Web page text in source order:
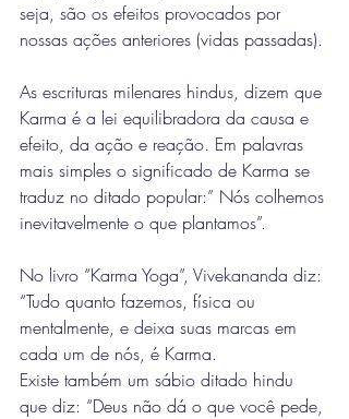
seja, são os efeitos provocados por
nossas ações anteriores (vidas passadas).
As escrituras milenares hindus, dizem que
Karma é a lei equilibradora da causa e
efeito, da ação e reação. Em palavras
mais simples o significado de Karma se
traduz no ditado popular:” Nós colhemos
inevitavelmente o que plantamos”.
No livro “Karma Yoga”, Vivekananda diz:
“Tudo quanto fazemos, física ou
mentalmente, e deixa suas marcas em
cada um de nós, é Karma.
Existe também um sábio ditado hindu
que diz: “Deus não dá o que você pede,